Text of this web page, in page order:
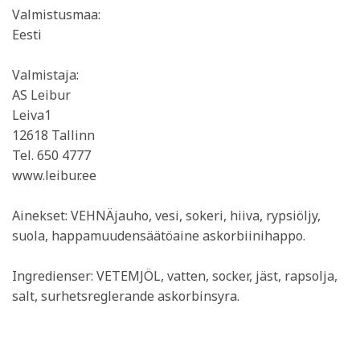
Valmistusmaa:
Eesti
Valmistaja:
AS Leibur
Leiva1
12618 Tallinn
Tel. 650 4777
www.leibur.ee
Ainekset: VEHNÄjauho, vesi, sokeri, hiiva, rypsiöljy,
suola, happamuudensäätöaine askorbiinihappo.
Ingredienser: VETEMJÖL, vatten, socker, jäst, rapsolja,
salt, surhetsreglerande askorbinsyra.